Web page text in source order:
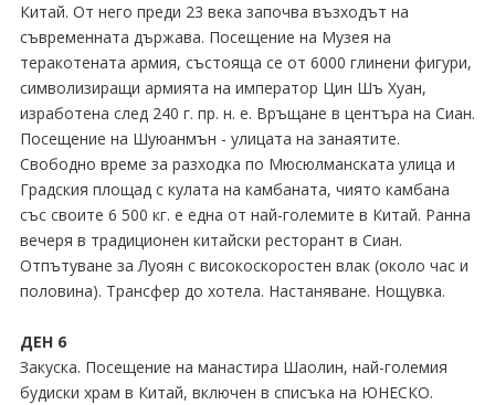
Китай. От него преди 23 века започва възходът на
съвременната държава. Посещение на Музея на
теракотената армия, състояща се от 6000 глинени фигури,
символизиращи армията на император Цин Шъ Хуан,
изработена след 240 г. пр. н. е. Връщане в центъра на Сиан.
Посещение на Шуюанмън - улицата на занаятите.
Свободно време за разходка по Мюсюлманската улица и
Градския площад с кулата на камбаната, чиято камбана
със своите 6 500 кг. е една от най-големите в Китай. Ранна
вечеря в традиционен китайски ресторант в Сиан.
Отпътуване за Луоян с високоскоростен влак (около час и
половина). Трансфер до хотела. Настаняване. Нощувка.
ДЕН 6
Закуска. Посещение на манастира Шаолин, най-големия
будиски храм в Китай, включен в списъка на ЮНЕСКО.